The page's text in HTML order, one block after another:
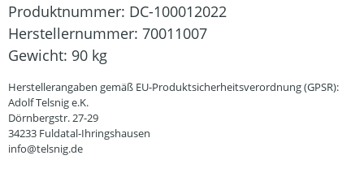
Produktnummer: DC-100012022
Herstellernummer: 70011007
Gewicht: 90 kg
Herstellerangaben gemäß EU-Produktsicherheitsverordnung (GPSR):
Adolf Telsnig e.K.
Dörnbergstr. 27-29
34233 Fuldatal-Ihringshausen
info@telsnig.de